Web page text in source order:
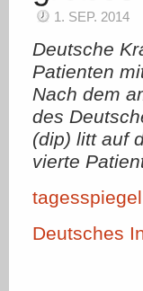
1. SEP. 2014
Deutsche
Patienten
Nach dem
des
(dip) litt auf
vierte
Deutsches